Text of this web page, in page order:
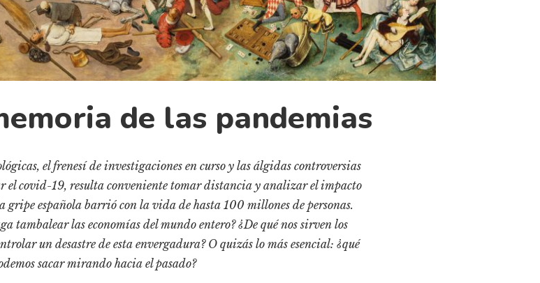
de las pandemias
el frenesí de investigaciones en curso y las álgidas controversias
el covid-19, resulta conveniente tomar distancia y analizar el impacto
gripe española barrió con la vida de hasta 100 millones de personas.
tambalear las economías del mundo entero? ¿De qué nos sirven los
un desastre de esta envergadura? O quizás lo más esencial: ¿qué
sacar mirando hacia el pasado?